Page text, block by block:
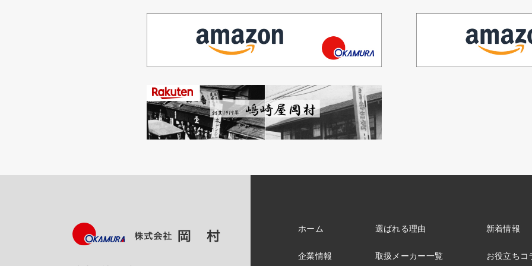
ホーム
企業情報
選ばれる理由
取扱メーカー一覧
新着情報
お役立ちコ